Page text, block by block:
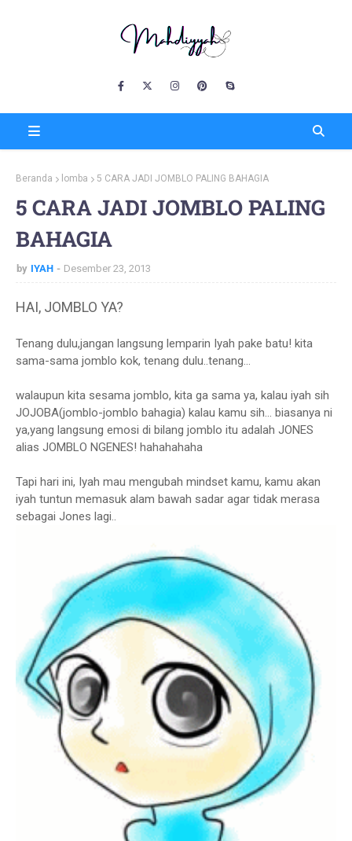
Beranda lomba 5 CARA JADI JOMBLO PALING BAHAGIA
5 CARA JADI JOMBLO PALING
BAHAGIA
by IYAH Desember 23, 2013
HAI, JOMBLO YA?
Tenang dulu,jangan langsung lemparin Iyah pake batu! kita
sama-sama jomblo kok, tenang dulu..tenang...
walaupun kita sesama jomblo, kita ga sama ya, kalau iyah sih
JOJOBA(jomblo-jomblo bahagia) kalau kamu sih... biasanya ni
ya,yang langsung emosi di bilang jomblo itu adalah JONES
alias JOMBLO NGENES! hahahahaha
Tapi hari ini, Iyah mau mengubah mindset kamu, kamu akan
iyah tuntun memasuk alam bawah sadar agar tidak merasa
sebagai Jones lagi..